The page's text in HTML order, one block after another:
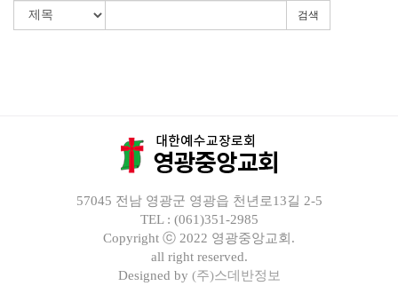
검색
57045 전남 영광군 영광읍 천년로13길 2-5
TEL : (061)351-2985
Copyright ⓒ 2022 영광중앙교회.
all right reserved.
Designed by (주)스데반정보